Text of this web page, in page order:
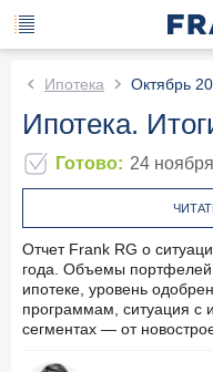
Ипотека Октябрь
Ипотека.
Готово: 24
Отчет Frank RG о
года. Объемы портфелей
ипотеке, уровень
программам, ситуация с
сегментах — от